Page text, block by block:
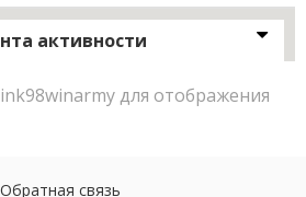
активности
для отображения
Обратная связь